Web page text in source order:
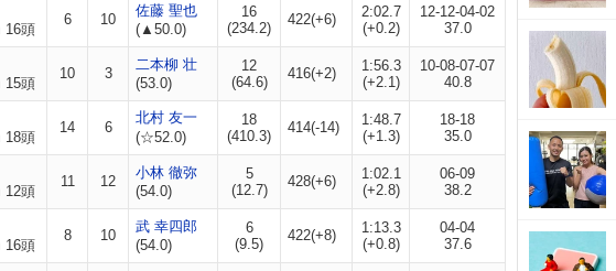
16頭
6 10
佐藤 聖也
(▲50.0)
16
(234.2)
422(+6)
2:02.7
(+0.2)
12-12-04-02
37.0
15頭
10 3
二本柳 壮
(53.0)
12
(64.6)
416(+2)
1:56.3
(+2.1)
10-08-07-07
40.8
18頭
14 6
北村 友一
(☆52.0)
18
(410.3)
414(-14)
1:48.7
(+1.3)
18-18
35.0
12頭
11 12
小林 徹弥
(54.0)
5
(12.7)
428(+6)
1:02.1
(+2.8)
06-09
38.2
16頭
8 10
武 幸四郎
(54.0)
6
(9.5)
422(+8)
1:13.3
(+0.8)
04-04
37.6